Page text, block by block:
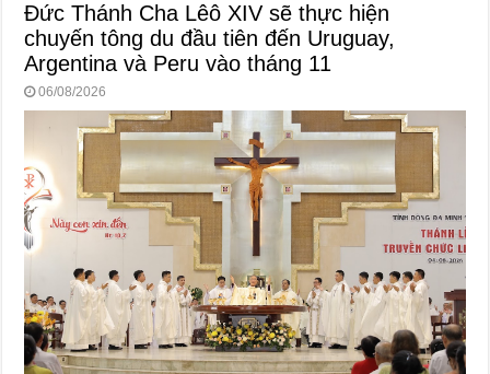
Đức Thánh Cha Lêô XIV sẽ thực hiện
chuyến tông du đầu tiên đến Uruguay,
Argentina và Peru vào tháng 11
06/08/2026